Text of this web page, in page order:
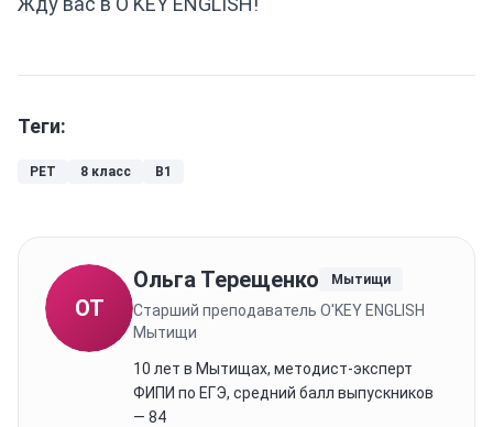
Теги:
PET 8 класс B1
ОТ
Ольга Терещенко Мытищи
Старший преподаватель O'KEY ENGLISH
Мытищи
10 лет в Мытищах, методист-эксперт
ФИПИ по ЕГЭ, средний балл выпускников
— 84